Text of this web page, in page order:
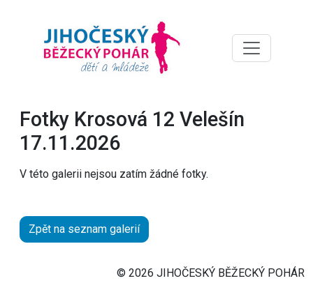
Fotky Krosová 12 Velešín
17.11.2026
V této galerii nejsou zatím žádné fotky.
Zpět na seznam galerií
© 2026 JIHOČESKÝ BĚŽECKÝ POHÁR